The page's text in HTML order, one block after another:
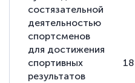
состязательной
деятельностью
спортсменов
для достижения
спортивных
результатов
18